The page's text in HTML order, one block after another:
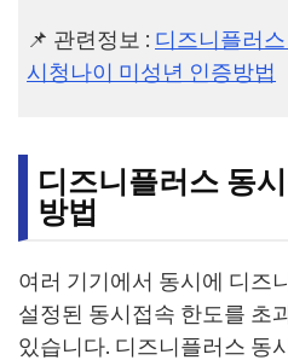
📌 관련정보 : 디즈니플러
시청나이 미성년 인증방법
디즈니플러스 동
방법
여러 기기에서 동시에 디즈
설정된 동시접속 한도를 초
있습니다. 디즈니플러스 동